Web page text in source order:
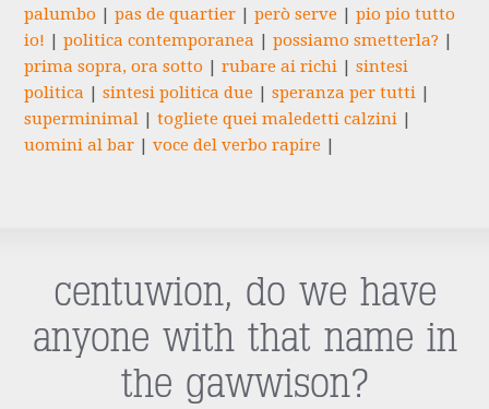
palumbo |pas de quartier |però serve |pio pio tutto
io! |politica contemporanea |possiamo smetterla?
prima sopra, ora sotto |rubare ai richi |sintesi
politica |sintesi politica due |speranza per tutti
superminimal |togliete quei maledetti calzini
uomini al bar |voce del verbo rapire
centuwion, do we have
anyone with that name in
the gawwison?